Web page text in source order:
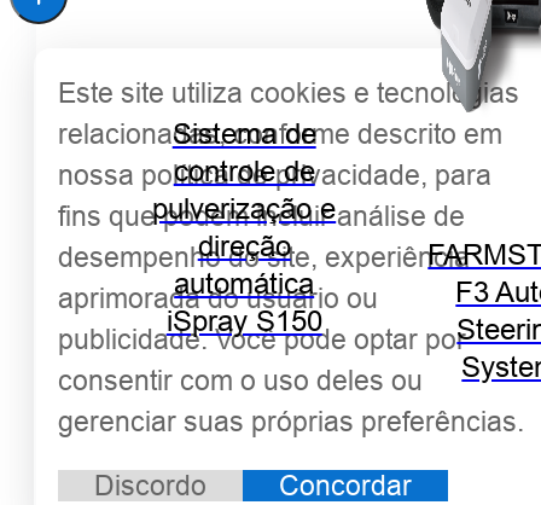
Sistema de
controle de
pulverização e
direção
automática
iSpray S150
F3
Este site utiliza cookies e tecnologias
relacionadas, conforme descrito em
nossa política de privacidade, para
fins que podem incluir análise de
desempenho do site, experiência
aprimorada do usuário ou
publicidade. Você pode optar por
consentir com o uso deles ou
gerenciar suas próprias preferências.
Discordo Concordar